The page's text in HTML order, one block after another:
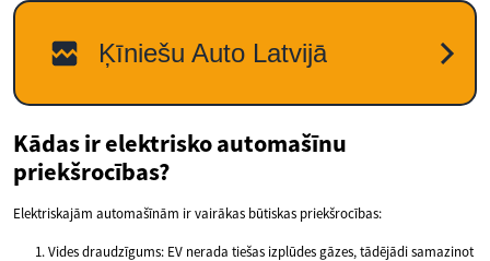
Kādas ir elektrisko automašīnu
priekšrocības?
Elektriskajām automašīnām ir vairākas būtiskas priekšrocības:
Vides draudzīgums: EV nerada tiešas izplūdes gāzes, tādējādi samazinot